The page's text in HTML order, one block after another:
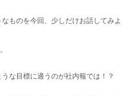
ものを今回、少しだけお話してみよ
うな目標に適うのが社内報では！？